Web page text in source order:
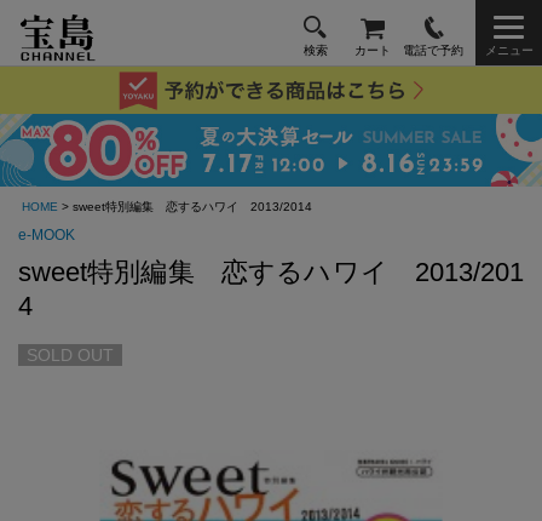
検索 カート 電話で予約 メニュー
HOME > sweet特別編集 恋するハワイ 2013/2014
e-MOOK
sweet特別編集 恋するハワイ 2013/201
4
SOLD OUT